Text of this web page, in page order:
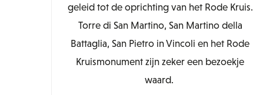
geleid tot de oprichting van het Rode Kruis.
Torre di San Martino, San Martino della
Battaglia, San Pietro in Vincoli en het Rode
Kruismonument zijn zeker een bezoekje
waard.